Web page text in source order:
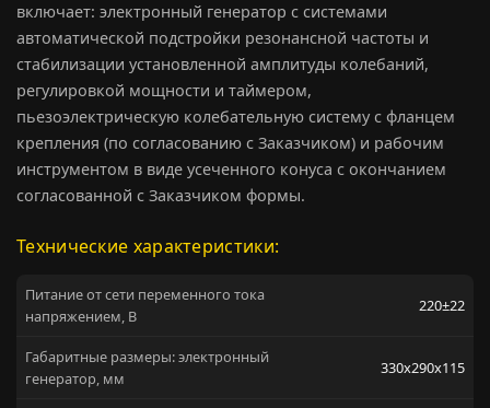
включает: электронный генератор с системами
автоматической подстройки резонансной частоты и
стабилизации установленной амплитуды колебаний,
регулировкой мощности и таймером,
пьезоэлектрическую колебательную систему с фланцем
крепления (по согласованию с Заказчиком) и рабочим
инструментом в виде усеченного конуса с окончанием
согласованной с Заказчиком формы.
Технические характеристики:
Питание от сети переменного тока
напряжением, В
220±22
Габаритные размеры: электронный
генератор, мм
330х290х115